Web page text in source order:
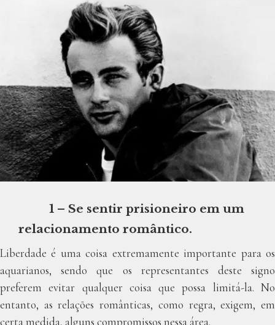
1 – Se sentir prisioneiro em um
relacionamento romântico.
Liberdade é uma coisa extremamente importante para os
aquarianos, sendo que os representantes deste signo
preferem evitar qualquer coisa que possa limitá-la. No
entanto, as relações românticas, como regra, exigem, em
certa medida, alguns compromissos nessa área.